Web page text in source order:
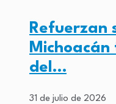
Refuerzan
del…
31 de julio de 2026